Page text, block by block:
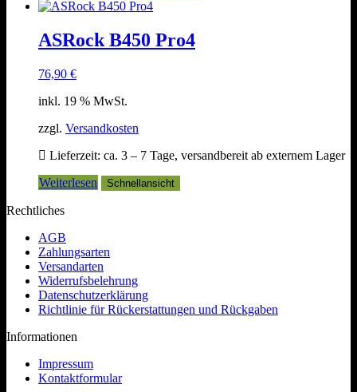
ASRock B450 Pro4
76,90 €
inkl. 19 % MwSt.
zzgl. Versandkosten
Lieferzeit: ca. 3 – 7 Tage, versandbereit ab externem Lager
Weiterlesen
Schnellansicht
Rechtliches
AGB
Zahlungsarten
Versandarten
Widerrufsbelehrung
Datenschutzerklärung
Richtlinie für Rückerstattungen und Rückgaben
Informationen
Impressum
Kontaktformular